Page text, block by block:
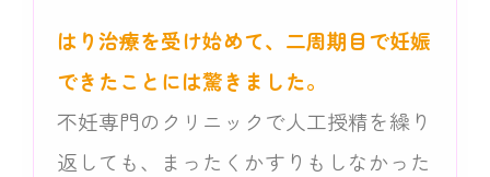
はり治療を受け始めて、二周期目で妊娠
できたことには驚きました。
不妊専門のクリニックで人工授精を繰り
返しても、まったくかすりもしなかった